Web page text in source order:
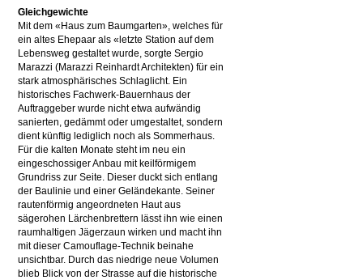
Gleichgewichte
Mit dem «Haus zum Baumgarten», welches für
ein altes Ehepaar als «letzte Station auf dem
Lebensweg gestaltet wurde, sorgte Sergio
Marazzi (Marazzi Reinhardt Architekten) für ein
stark atmosphärisches Schlaglicht. Ein
historisches Fachwerk-Bauernhaus der
Auftraggeber wurde nicht etwa aufwändig
sanierten, gedämmt oder umgestaltet, sondern
dient künftig lediglich noch als Sommerhaus.
Für die kalten Monate steht im neu ein
eingeschossiger Anbau mit keilförmigem
Grundriss zur Seite. Dieser duckt sich entlang
der Baulinie und einer Geländekante. Seiner
rautenförmig angeordneten Haut aus
sägerohen Lärchenbrettern lässt ihn wie einen
raumhaltigen Jägerzaun wirken und macht ihn
mit dieser Camouflage-Technik beinahe
unsichtbar. Durch das niedrige neue Volumen
blieb Blick von der Strasse auf die historische